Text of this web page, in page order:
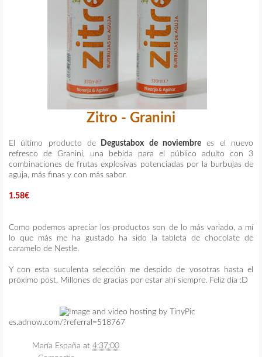
Zitro - Granini
El último producto de Degustabox de noviembre es el nuevo
refresco de Granini, una bebida para el público adulto con 3
combinaciones de frutas explosivas potenciadas por la burbujas de
aguja, más finas y con más sabor.
1.58€
Como podemos apreciar los productos son de lo más variado, a mí
lo que más me ha gustado ha sido la tableta de chocolate de
caramelo de Nestle.
Y con esta suculenta selección me despido de vosotras hasta el
próximo post. Millones de gracias por estar ahí siempre. Feliz día :D
es.adnow.com/?referral=518767
María España at 4:37:00